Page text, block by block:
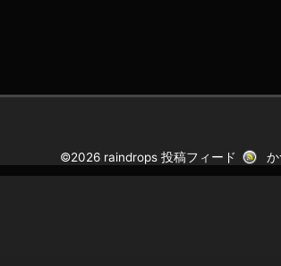
©2026 raindrops投稿フィード